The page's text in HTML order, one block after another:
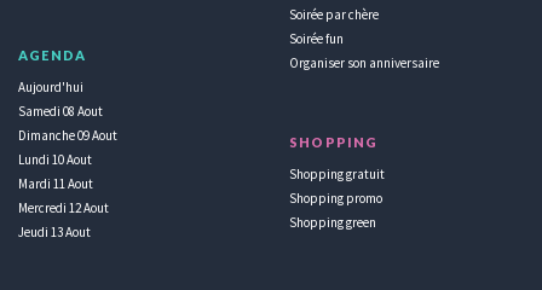
AGENDA
Aujourd'hui
Samedi 08 Aout
Dimanche 09 Aout
Lundi 10 Aout
Mardi 11 Aout
Mercredi 12 Aout
Jeudi 13 Aout
Soirée par chère
Soirée fun
Organiser son anniversaire
SHOPPING
Shopping gratuit
Shopping promo
Shopping green